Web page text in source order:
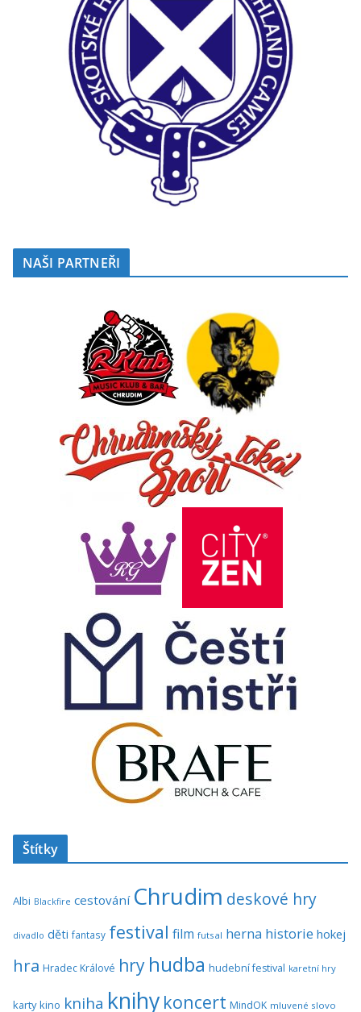
NAŠI PARTNEŘI
Štítky
Albi Blackfire cestování Chrudim deskové hry
divadlo děti fantasy festival film futsal herna historie hokej
hra Hradec Králové hry hudba hudební festival karetní hry
karty kino kniha knihy koncert MindOK mluvené slovo